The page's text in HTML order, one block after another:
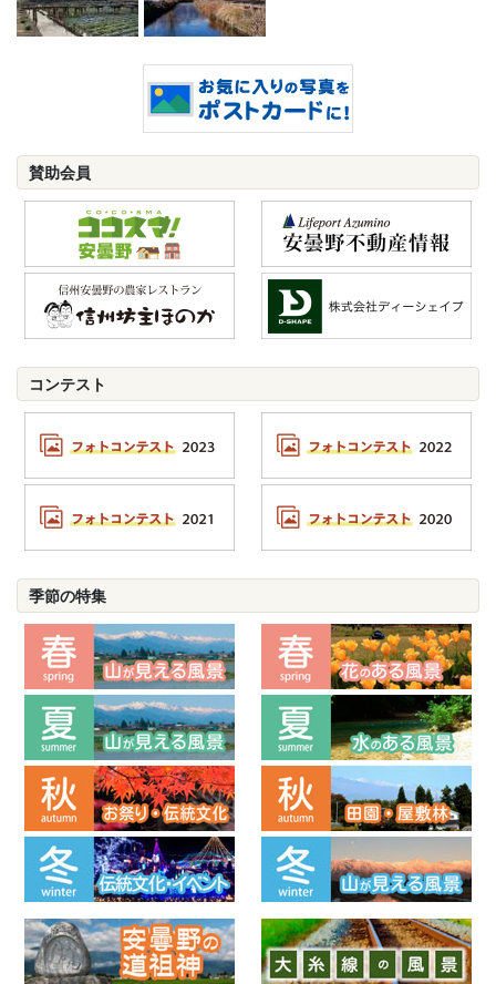
賛助会員
コンテスト
季節の特集